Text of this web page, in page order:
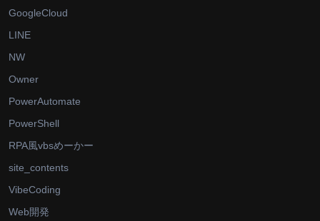
GoogleCloud
LINE
NW
Owner
PowerAutomate
PowerShell
RPA風vbsめーかー
site_contents
VibeCoding
Web開発